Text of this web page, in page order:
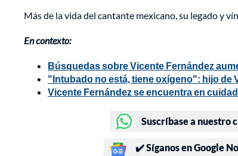
Más de la vida del cantante mexicano, su legado y
En contexto:
Búsquedas sobre Vicente Fernández
"Intubado no está, tiene oxígeno": hijo de
Vicente Fernández se encuentra en
Suscríbase a nuestro
✔️ Síganos en Google